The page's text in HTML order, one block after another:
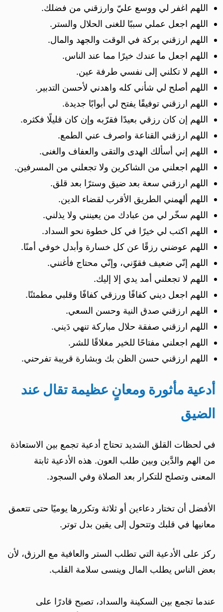
اللهم اغفر لي ووسع عليّ وارزقني من فضلك.
اللهم اجعل عملي سببًا للغنى الحلال والستر.
اللهم ارزقني بركة في الوقت والجهد والمال.
اللهم اجعل ما عندك خيرًا مما عند الناس.
اللهم لا تكلني إلى نفسي طرفة عين.
اللهم أصلح لي شأني كله واهدني لأحسن التدبير.
اللهم ارزقني توفيقًا يفتح لي أبوابًا جديدة.
اللهم إن كان رزقي بعيدًا فقرّبه وإن كان قليلًا فكثره.
اللهم ارزقني القناعة واصرف عني الطمع.
اللهم إني أسألك الهدى والتقى والعفاف والغنى.
اللهم اجعلني من الشاكرين ولا تجعلني من المسرفين.
اللهم ارزقني سعة بعد ضيق وسترًا بعد قلق.
اللهم ألهمني الطريق الأقرب لقضاء الدين.
اللهم سخّر لي من عبادك من يعينني ولا يذلني.
اللهم اكتب لي خيرًا في كل خطوة نحو السداد.
اللهم عوضني رزقًا عن كل خسارة وأبدل خوفي أمنًا.
اللهم إنّي ضعيف فقوّني، وإنّي محتاج فأغنني.
اللهم لا تجعلني أمد يدي إلا إليك.
اللهم اجعل ديني كفافًا ورزقي كفافًا وقلبي مطمئنًا.
اللهم ارزقني صدق النية وحسن السعي.
اللهم ارزقني صفقة حلال مباركة تنهي دَيني.
اللهم اجعلني مفتاحًا للخير مغلاقًا للشر.
اللهم ارزقني حسن الظن بك وبشارة قريبة تفرحني.
أدعية مأثورة ومعانٍ عظيمة تقال عند
الضيق
في لحظات القلق الشديد تحتاج أدعية تجمع بين الاستعاذة
من الهم والدَّين وبين طلب العون. هذه الأدعية ثابتة
المعنى وتصلح للتكرار بعد الصلاة وفي السجود.
الأفضل أن تختار دعاءين أو ثلاثة وتكررها يوميًا حتى تتعمق
معانيها في قلبك وتتحول إلى يقين بدل توتر.
ركز على الأدعية التي تطلب الستر والعافية مع الرزق، لأن
بعض الناس يطلب المال وينسى سلامة القلب.
عندما تجمع بين السكينة والسداد، تصبح قادرًا على